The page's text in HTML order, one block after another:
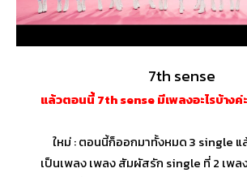
7th sense
แล้วตอนนี้7th senseมีเพลงอะไรบ้างค่ะ
ใหม่ : ตอนนี้ก็ออกมาทั้งหมด 3 single แ
เป็นเพลง เพลง สัมผัสรัก single ที่ 2 เพล